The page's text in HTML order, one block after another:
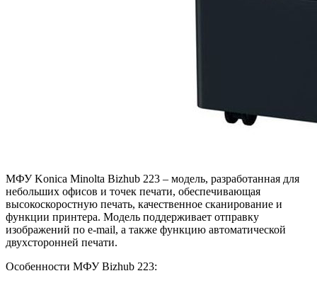
МФУ Konica Minolta Bizhub 223 – модель, разработанная для
небольших офисов и точек печати, обеспечивающая
высокоскоростную печать, качественное сканирование и
функции принтера. Модель поддерживает отправку
изображений по e-mail, а также функцию автоматической
двухсторонней печати.
Особенности МФУ Bizhub 223: